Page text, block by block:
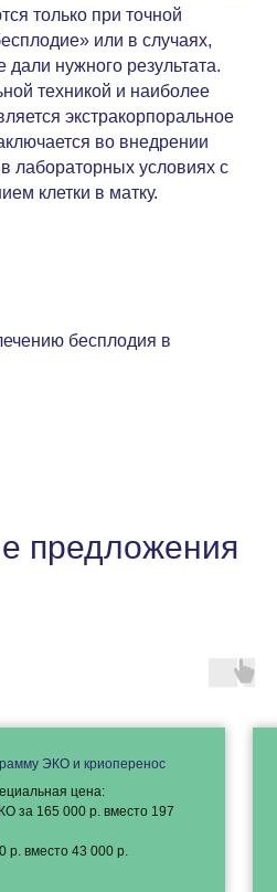
только при точной
или в случаях,
дали нужного результата.
техникой и наиболее
экстракорпоральное
во внедрении
лабораторных условиях с
клетки в матку.
бесплодия в
предложения
ЭКО и криоперенос
цена:
за 165 000 р. вместо 197
р. вместо 43 000 р.